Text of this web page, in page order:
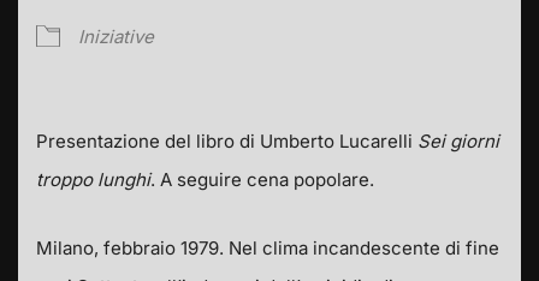
Iniziative
Presentazione del libro di Umberto Lucarelli Sei giorni
troppo lunghi. A seguire cena popolare.
Milano, febbraio 1979. Nel clima incandescente di fine